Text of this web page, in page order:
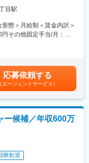
吸器内科／神経内科／脳
／眼科／耳鼻咽喉科／皮
訪問看護ステーションな
安定した環境の中で長く
超高齢社会に対してもビ
社です。
目駅
態＞月給制＜賃金内訳＞
その他固定手当/月：
決算賞与あり（業績によ
円賃金はあくまでも
る可能性があります。月
応募依頼する
（エージェントサービス）
ー候補／年収600万
験歓迎